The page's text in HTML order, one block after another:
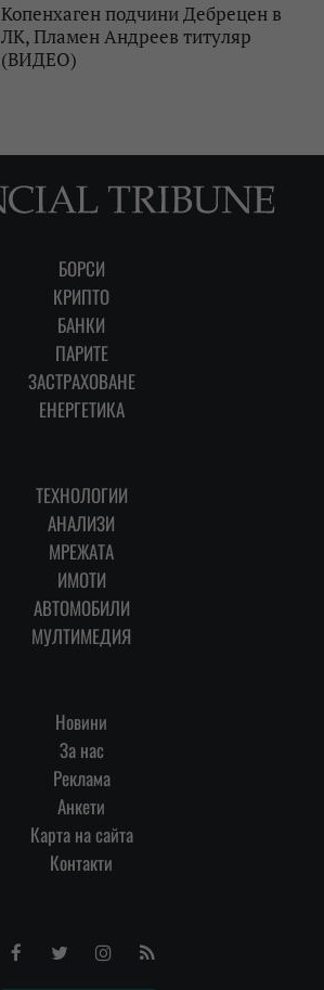
Копенхаген подчини Дебрецен в
ЛК, Пламен Андреев титуляр
(ВИДЕО)
БОРСИ
КРИПТО
БАНКИ
ПАРИТЕ
ЗАСТРАХОВАНЕ
ЕНЕРГЕТИКА
ТЕХНОЛОГИИ
АНАЛИЗИ
МРЕЖАТА
ИМОТИ
АВТОМОБИЛИ
МУЛТИМЕДИЯ
Новини
За нас
Реклама
Анкети
Карта на сайта
Контакти
FacebookTwitterInstagram
RSS